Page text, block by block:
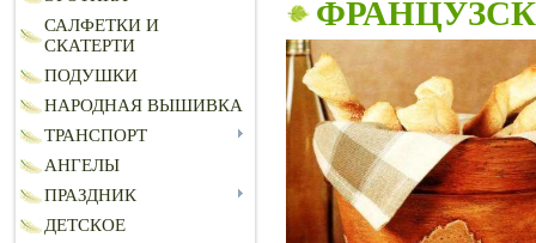
САЛФЕТКИ И
СКАТЕРТИ
ПОДУШКИ
НАРОДНАЯ ВЫШИВКА
ТРАНСПОРТ
АНГЕЛЫ
ПРАЗДНИК
ДЕТСКОЕ